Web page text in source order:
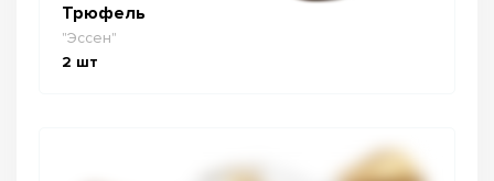
Трюфель
"Эссен"
2 шт